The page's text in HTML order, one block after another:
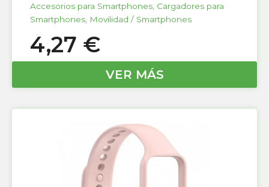
Accesorios para Smartphones Cargadores para
Smartphones Movilidad / Smartphones
4,27 €
VER MÁS